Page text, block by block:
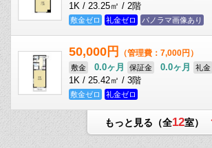
1K / 23.25㎡ / 2階
敷金ゼロ 礼金ゼロ パノラマ画像あり
50,000円 （管理費：7,000円）
敷金 0.0ヶ月 保証金 0.0ヶ月 礼金
1K / 25.42㎡ / 3階
敷金ゼロ 礼金ゼロ
もっと見る（全12室）